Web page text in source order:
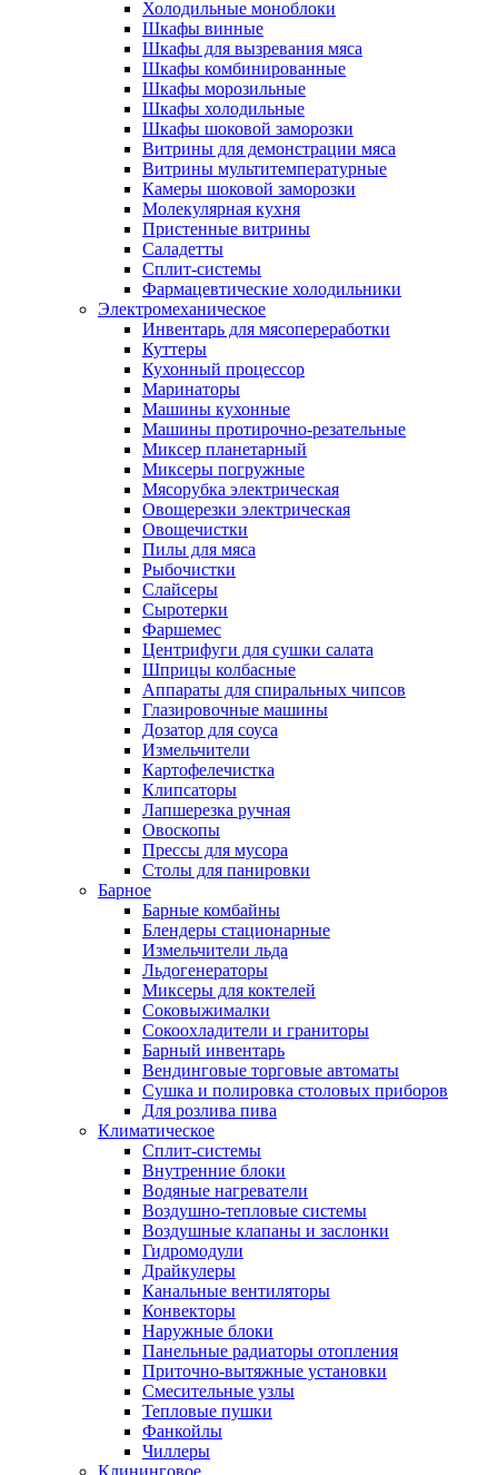
Холодильные моноблоки
Шкафы винные
Шкафы для вызревания мяса
Шкафы комбинированные
Шкафы морозильные
Шкафы холодильные
Шкафы шоковой заморозки
Витрины для демонстрации мяса
Витрины мультитемпературные
Камеры шоковой заморозки
Молекулярная кухня
Пристенные витрины
Саладетты
Сплит-системы
Фармацевтические холодильники
Электромеханическое
Инвентарь для мясопереработки
Куттеры
Кухонный процессор
Маринаторы
Машины кухонные
Машины протирочно-резательные
Миксер планетарный
Миксеры погружные
Мясорубка электрическая
Овощерезки электрическая
Овощечистки
Пилы для мяса
Рыбочистки
Слайсеры
Сыротерки
Фаршемес
Центрифуги для сушки салата
Шприцы колбасные
Аппараты для спиральных чипсов
Глазировочные машины
Дозатор для соуса
Измельчители
Картофелечистка
Клипсаторы
Лапшерезка ручная
Овоскопы
Прессы для мусора
Столы для панировки
Барное
Барные комбайны
Блендеры стационарные
Измельчители льда
Льдогенераторы
Миксеры для коктелей
Соковыжималки
Сокоохладители и граниторы
Барный инвентарь
Вендинговые торговые автоматы
Сушка и полировка столовых приборов
Для розлива пива
Климатическое
Сплит-системы
Внутренние блоки
Водяные нагреватели
Воздушно-тепловые системы
Воздушные клапаны и заслонки
Гидромодули
Драйкулеры
Канальные вентиляторы
Конвекторы
Наружные блоки
Панельные радиаторы отопления
Приточно-вытяжные установки
Смесительные узлы
Тепловые пушки
Фанкойлы
Чиллеры
Клининговое